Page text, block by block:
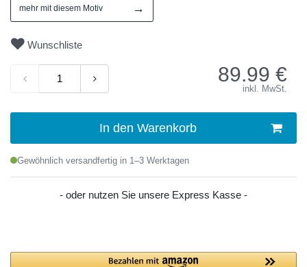
mehr mit diesem Motiv →
Wunschliste
89.99 €
inkl. MwSt.
In den Warenkorb
Gewöhnlich versandfertig in 1–3 Werktagen
- oder nutzen Sie unsere Express Kasse -